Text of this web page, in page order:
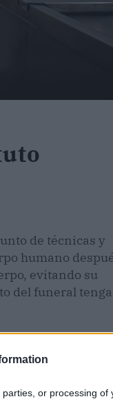
or processing of
de técnicas y
humano
evitando su
del funeral tenga
acudir al
que se
en España.